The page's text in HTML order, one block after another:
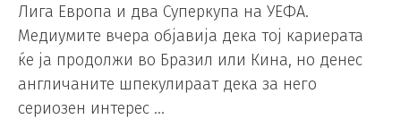
Лига Европа и два Суперкупа на УЕФА.
Медиумите вчера објавија дека тој кариерата
ќе ја продолжи во Бразил или Кина, но денес
англичаните шпекулираат дека за него
сериозен интерес …